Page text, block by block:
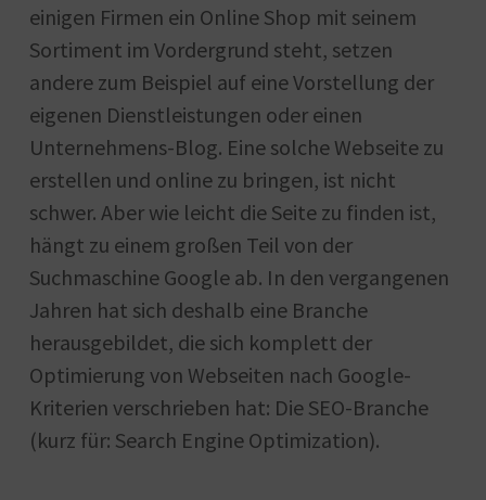
einigen Firmen ein Online Shop mit seinem
Sortiment im Vordergrund steht, setzen
andere zum Beispiel auf eine Vorstellung der
eigenen Dienstleistungen oder einen
Unternehmens-Blog. Eine solche Webseite zu
erstellen und online zu bringen, ist nicht
schwer. Aber wie leicht die Seite zu finden ist,
hängt zu einem großen Teil von der
Suchmaschine Google ab. In den vergangenen
Jahren hat sich deshalb eine Branche
herausgebildet, die sich komplett der
Optimierung von Webseiten nach Google-
Kriterien verschrieben hat: Die SEO-Branche
(kurz für: Search Engine Optimization).